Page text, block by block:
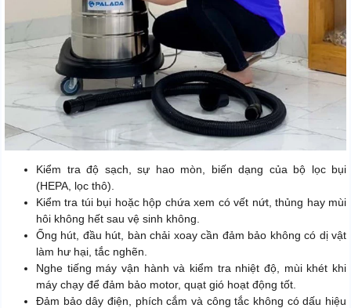
Kiểm tra độ sạch, sự hao mòn, biến dạng của bộ lọc bụi
(HEPA, lọc thô).
Kiểm tra túi bụi hoặc hộp chứa xem có vết nứt, thủng hay mùi
hôi không hết sau vệ sinh không.
Ống hút, đầu hút, bàn chải xoay cần đảm bảo không có dị vật
làm hư hại, tắc nghẽn.
Nghe tiếng máy vận hành và kiểm tra nhiệt độ, mùi khét khi
máy chạy để đảm bảo motor, quạt gió hoạt động tốt.
Đảm bảo dây điện, phích cắm và công tắc không có dấu hiệu